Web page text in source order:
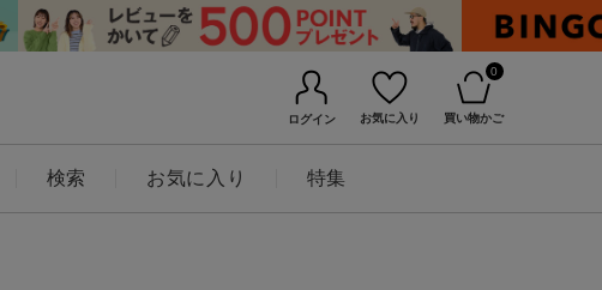
ログイン お気に入り
0
買い物かご
検索 お気に入り 特集